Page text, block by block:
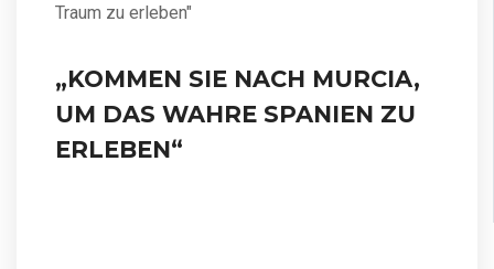
Traum zu erleben"
„KOMMEN SIE NACH MURCIA,
UM DAS WAHRE SPANIEN ZU
ERLEBEN“